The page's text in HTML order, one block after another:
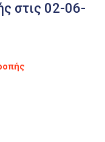
στις 02-06-